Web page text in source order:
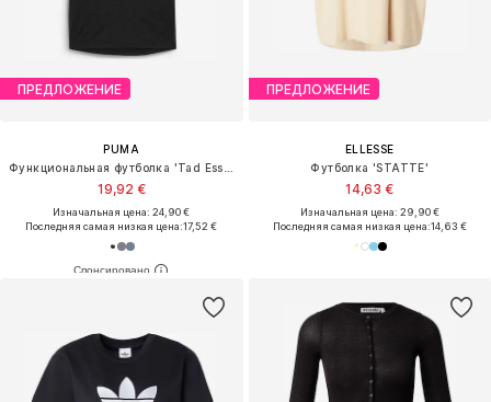
ПРЕДЛОЖЕНИЕ
PUMA
Функциональная футболка 'Tad Essential'
19,92 €
Изначальная цена: 24,90 €
Последняя самая низкая цена:17,52 €
ПРЕДЛОЖЕНИЕ
ELLESSE
Футболка 'STATTE'
14,63 €
Изначальная цена: 29,90 €
Последняя самая низкая цена:14,63 €